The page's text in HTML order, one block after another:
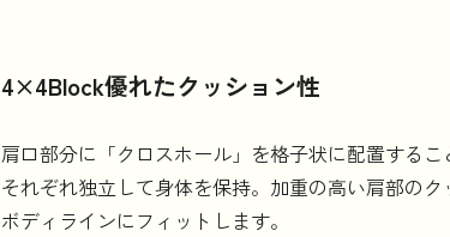
4×4Block優れたクッション性
肩口部分に「クロスホール」を格子状に配置する
それぞれ独立して身体を保持。加重の高い肩部のク
ボディラインにフィットします。